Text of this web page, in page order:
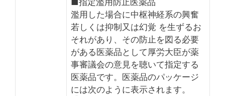
濫用した場合に中枢神経系の興奮
若しくは抑制又は幻覚 を生ずるお
それがあり、その防止を図る必要
がある医薬品として厚労大臣が薬
事審議会の意見を聴いて指定する
医薬品です。医薬品のパッケージ
には次のように表示されます。